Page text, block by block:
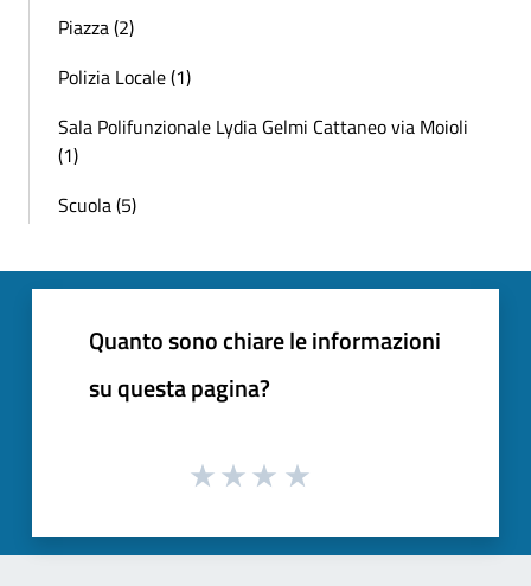
Piazza (2)
Polizia Locale (1)
Sala Polifunzionale Lydia Gelmi Cattaneo via Moioli
(1)
Scuola (5)
Quanto sono chiare le informazioni
su questa pagina?